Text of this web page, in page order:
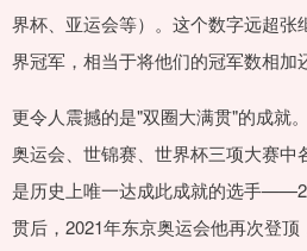
界杯、亚运会等）。这个数字远超张
界冠军，相当于将他们的冠军数相加
更令人震撼的是"双圈大满贯"的成就
奥运会、世锦赛、世界杯三项大赛中
是历史上唯一达成此成就的选手
贯后，2021年东京奥运会他再次登